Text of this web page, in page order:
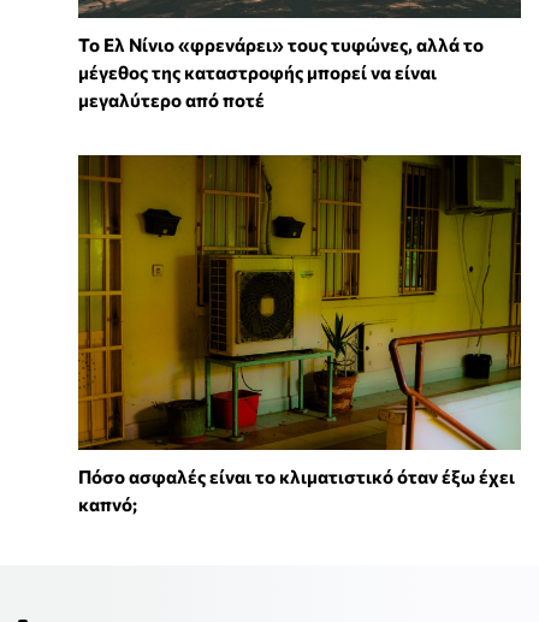
Το Ελ Νίνιο «φρενάρει» τους τυφώνες, αλλά το
μέγεθος της καταστροφής μπορεί να είναι
μεγαλύτερο από ποτέ
Πόσο ασφαλές είναι το κλιματιστικό όταν έξω έχει
καπνό;